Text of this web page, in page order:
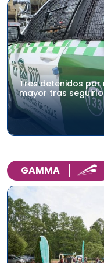
Tres detenidos
mayor tras
GAMMA